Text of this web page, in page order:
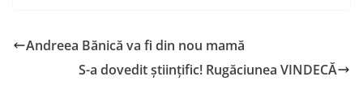
Andreea Bănică va fi din nou mamă
S-a dovedit științific! Rugăciunea VINDECĂ